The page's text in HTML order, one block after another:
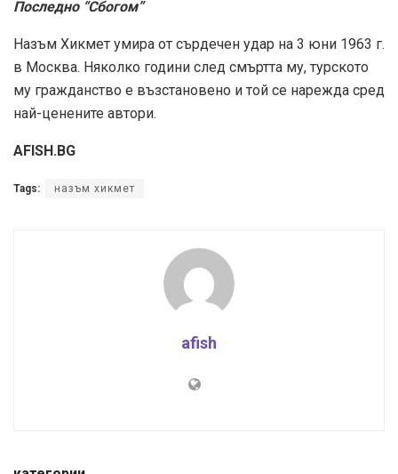
Последно “Сбогом”
Назъм Хикмет умира от сърдечен удар на 3 юни 1963 г.
в Москва. Няколко години след смъртта му, турското
му гражданство е възстановено и той се нарежда сред
най-ценените автори.
AFISH.BG
Tags: назъм хикмет
afish